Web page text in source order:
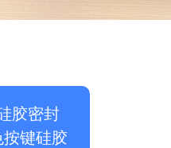
胶密封
键硅胶